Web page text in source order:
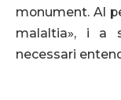
monument. Al
malaltia», i a
necessari